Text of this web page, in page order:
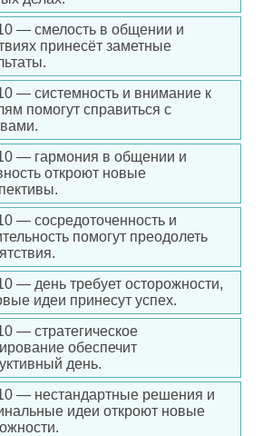
— смелость в общении и
принесёт заметные
— системность и внимание к
помогут справиться с
— гармония в общении и
откроют новые
— сосредоточенность и
помогут преодолеть
— день требует осторожности,
идеи принесут успех.
— стратегическое
обеспечит
день.
— нестандартные решения и
идеи откроют новые